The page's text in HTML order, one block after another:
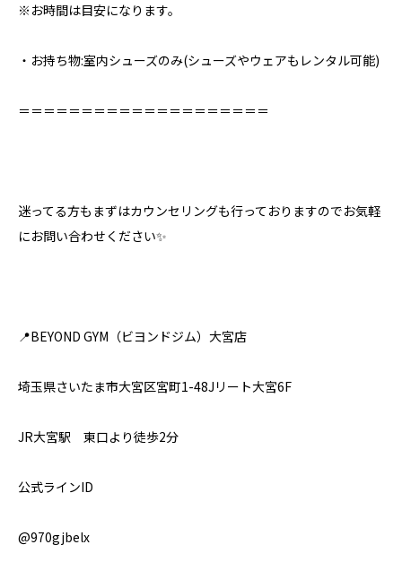
※お時間は目安になります。
・お持ち物:室内シューズのみ⁣(シューズやウェアもレンタル可能)
＝＝＝＝＝＝＝＝＝＝＝＝＝＝＝＝＝＝＝＝⁣
迷ってる方もまずはカウンセリングも行っておりますのでお気軽
にお問い合わせください✨⁣
📍BEYOND GYM（ビヨンドジム）大宮店
埼玉県さいたま市大宮区宮町1-48Jリート大宮6F
JR大宮駅 東口より徒歩2分
公式ラインID
@970gjbelx